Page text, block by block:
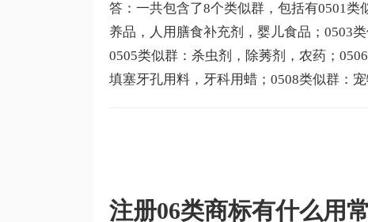
答：一共包含了8个类似群，包括有0501
养品，人用膳食补充剂，婴儿食品；0503
0505类似群：杀虫剂，除莠剂，农药；
填塞牙孔用料，牙科用蜡；0508类似群：宠
注册06类商标有什么用